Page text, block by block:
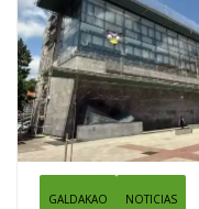
GALDAKAO NOTICIAS